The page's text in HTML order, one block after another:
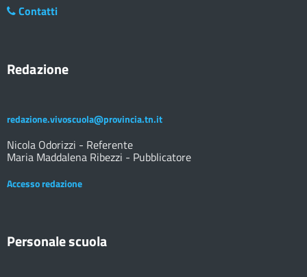
Contatti
Redazione
redazione.vivoscuola@provincia.tn.it
Nicola Odorizzi - Referente
Maria Maddalena Ribezzi - Pubblicatore
Accesso redazione
Personale scuola